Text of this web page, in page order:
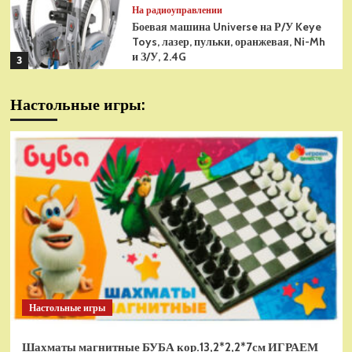
3
На радиоуправлении
Боевая машина Universe на Р/У Keye
Toys, лазер, пульки, оранжевая, Ni-Mh
и З/У, 2.4G
Радиоуправляемая модель
(HN1586)
На радиоуправлении
Р/У танк Taigen 1/16
Panzerkampfwagen III (Германия) HC
(для ИК танкового боя) V3 2.4G RTR,
TG3848-1HC-IR3.0
1
На радиоуправлении
Радиоуправляемый танк Torro
Sturmtiger Panzer 1к16
(TR1111700300)
Настольные игры:
Настольные игры
Шахматы магнитные БУБА кор.13,2*2,2*7см ИГРАЕМ